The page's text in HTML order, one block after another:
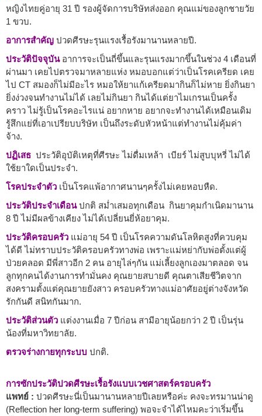
หญิงไทยคู่อายุ 31 ปี รองผู้จัดการบริษัทส่งออก คุณแม่ของลูกชายวัย
1 ขวบ.
อาการสำคัญ ปวดศีรษะรุนแรงเรื้อรังมานานหลายปี.
ประวัติปัจจุบันอาการจะเป็นถี่ขึ้นและรุนแรงมากขึ้นในช่วง 4 เดือนที่
ผ่านมา เคยไปตรวจมาหลายแห่ง หมอบอกแต่ว่าเป็นโรคเครียด เคย
ไป CT สมองก็ไม่มีอะไร หมอให้ยาแก้เครียดมากินก็ไม่หาย ยิ่งกินยา
ยิ่งง่วงจนทำงานไม่ได้ เลยไม่กินยา กินได้แต่ยาไมเกรนเป็นครั้ง
คราว ไม่รู้เป็นโรคอะไรแน่ อยากหาย อยากจะทำงานได้เหมือนเดิม
รู้สึกแย่ที่เอาเปรียบบริษัท เป็นถึงระดับหัวหน้าแต่ทำงานไม่คุ้มค่า
จ้าง.
ปฏิเสธ ประวัติอุบัติเหตุที่ศีรษะ ไม่ดื่มเหล้า เบียร์ ไม่สูบบุหรี่ ไม่ได้
ใช้ยาใดเป็นประจำ.
โรคประจำตัว เป็นโรคแพ้อากาศนานๆครั้งไม่เคยหอบหืด.
ประวัติประจำเดือนปกติ สม่ำเสมอทุกเดือน กินยาคุมกำเนิดมานาน
8 ปี ไม่มีผลข้างเคียง ไม่ได้เปลี่ยนยี่ห้อยาคุม.
ประวัติครอบครัว แม่อายุ 54 ปี เป็นโรคความดันโลหิตสูงที่ควบคุม
ได้ดี ไม่ทราบประวัติครอบครัวทางพ่อ เพราะแม่หย่ากับพ่อตั้งแต่ผู้
ป่วยคลอด มีพี่สาวอีก 2 คน อายุไล่ๆกัน แม่เลี้ยงลูกเองมาตลอด จน
ลูกทุกคนได้งานการทำมั่นคง คุณยายสบายดี คุณตาเสียชีวิตจาก
สงครามตั้งแต่คุณยายยังสาว ครอบครัวทางแม่อาศัยอยู่ต่างจังหวัด
รักกันดี สนิทกันมาก.
ประวัติส่วนตัว แต่งงานเมื่อ 7 ปีก่อน สามีอายุน้อยกว่า 2 ปี เป็นรุ่น
น้องที่มหาวิทยาลัย.
ตรวจร่างกายทุกระบบ ปกติ.
การซักประวัติปวดศีรษะเรื้อรังแบบเวชศาสตร์ครอบครัว
แพทย์ : ปวดศีรษะนี่เป็นมานานหลายปีเลยหรือค่ะ คงจะทรมานน่าดู
(Reflection her long-term suffering) พอจะจำได้ไหมคะว่าเริ่มขึ้น